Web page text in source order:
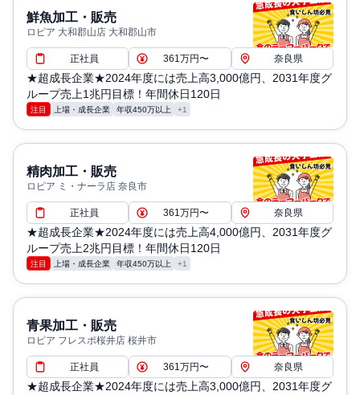
鮮魚加工・販売
ロピア 大和郡山店 大和郡山市
正社員 361万円〜 奈良県
★超成長企業★2024年度には売上高3,000億円、2031年度グ
ループ売上1兆円目標！年間休日120日
注目 上場・成長企業 年収450万以上 +1
精肉加工・販売
ロピア ミ・ナーラ店 奈良市
正社員 361万円〜 奈良県
★超成長企業★2024年度には売上高4,000億円、2031年度グ
ループ売上2兆円目標！年間休日120日
注目 上場・成長企業 年収450万以上 +1
青果加工・販売
ロピア フレスポ桜井店 桜井市
正社員 361万円〜 奈良県
★超成長企業★2024年度には売上高3,000億円、2031年度グ